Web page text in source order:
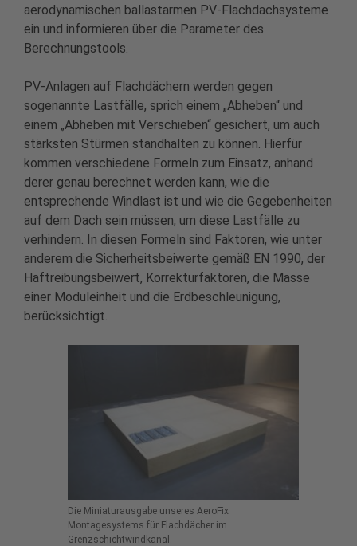
aerodynamischen ballastarmen PV-Flachdachsysteme
ein und informieren über die Parameter des
Berechnungstools.
PV-Anlagen auf Flachdächern werden gegen
sogenannte Lastfälle, sprich einem „Abheben“ und
einem „Abheben mit Verschieben“ gesichert, um auch
stärksten Stürmen standhalten zu können. Hierfür
kommen verschiedene Formeln zum Einsatz, anhand
derer genau berechnet werden kann, wie die
entsprechende Windlast ist und wie die Gegebenheiten
auf dem Dach sein müssen, um diese Lastfälle zu
verhindern. In diesen Formeln sind Faktoren, wie unter
anderem die Sicherheitsbeiwerte gemäß EN 1990, der
Haftreibungsbeiwert, Korrekturfaktoren, die Masse
einer Moduleinheit und die Erdbeschleunigung,
berücksichtigt.
Die Miniaturausgabe unseres AeroFix
Montagesystems für Flachdächer im
Grenzschichtwindkanal.